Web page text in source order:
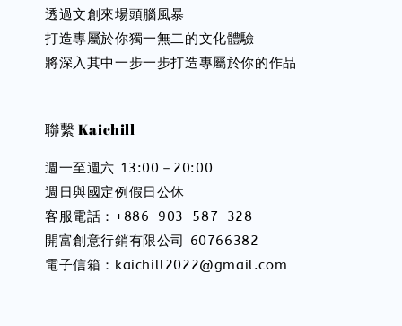
透過文創來場頭腦風暴
打造專屬於你獨一無二的文化體驗
將深入其中一步一步打造專屬於你的作品
聯繫 Kaichill
週一至週六 13:00－20:00
週日與國定例假日公休
客服電話：+886-903-587-328
開富創意行銷有限公司 60766382
電子信箱：kaichill2022@gmail.com